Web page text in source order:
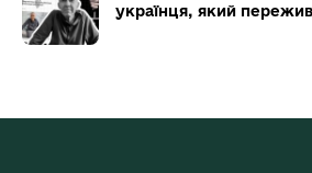
українця, який